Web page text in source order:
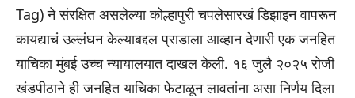
Tag) ने संरक्षित असलेल्या कोल्हापुरी चपलेसारखं डिझाइन वापरून
कायद्याचं उल्लंघन केल्याबद्दल प्राडाला आव्हान देणारी एक जनहित
याचिका मुंबई उच्च न्यायालयात दाखल केली. १६ जुलै २०२५ रोजी
खंडपीठाने ही जनहित याचिका फेटाळून लावतांना असा निर्णय दिला